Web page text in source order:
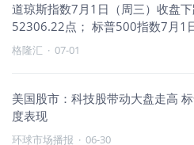
道琼斯指数7月1日（周三）收盘
52306.22点； 标普500指数7月1
格隆汇 · 07-01
美国股市：科技股带动大盘走高
度表现
环球市场播报 · 06-30